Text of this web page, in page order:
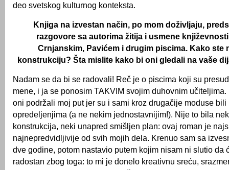
deo svetskog kulturnog konteksta.
Knjiga na izvestan način, po mom doživljaju,
razgovore sa autorima žitija i usmene
Crnjanskim, Pavićem i drugim piscima. Kako ste
konstrukciju? Šta mislite kako bi oni gledali na vaše
Nadam se da bi se radovali! Reč je o piscima koji su
mene, i ja se ponosim TAKVIM svojim duhovnim
oni podržali moj put jer su i sami kroz drugačije moduse
opredeljenjima (a ne nekim jednostavnijim!). Nije to bila
konstrukcija, neki unapred smišljen plan: ovaj roman je
najnepredvidljivije od svih mojih dela. Krenuo sam sa
dve godine, potom nastavio putem kojim nisam ni slutio da
radostan zbog toga: to mi je donelo kreativnu sreću,